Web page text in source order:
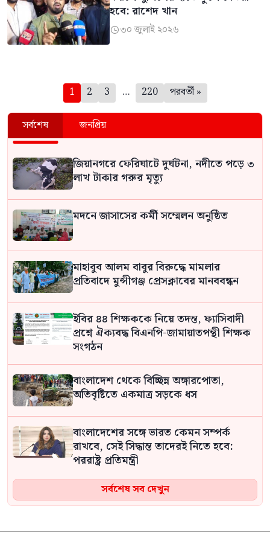
হবে: রাশেদ খান
৩০ জুলাই ২০২৬
পেজিনেশন1 2 3 … 220 পরবর্তী »
সর্বশেষ জনপ্রিয়
জিয়ানগরে ফেরিঘাটে দুর্ঘটনা, নদীতে পড়ে ৩
লাখ টাকার গরুর মৃত্যু
মদনে জাসাসের কর্মী সম্মেলন অনুষ্ঠিত
মাহাবুব আলম বাবুর বিরুদ্ধে মামলার
প্রতিবাদে মুন্সীগঞ্জ প্রেসক্লাবের মানববন্ধন
ইবির ৪৪ শিক্ষককে নিয়ে তদন্ত, ফ্যাসিবাদী
প্রশ্নে ঐক্যবদ্ধ বিএনপি-জামায়াতপন্থী শিক্ষক
সংগঠন
বাংলাদেশ থেকে বিচ্ছিন্ন অঙ্গারপোতা,
অতিবৃষ্টিতে একমাত্র সড়কে ধস
বাংলাদেশের সঙ্গে ভারত কেমন সম্পর্ক
রাখবে, সেই সিদ্ধান্ত তাদেরই নিতে হবে:
পররাষ্ট্র প্রতিমন্ত্রী
বিএনপির সংরক্ষিত নারী আসনের সংসদ
সদস্যকে আইনি নোটিশ দিলেন আসিফ
সর্বশেষ সব দেখুন